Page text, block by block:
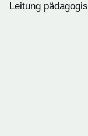
Leitung